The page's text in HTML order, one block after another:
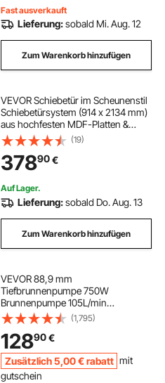
Fast ausverkauft
Lieferung:sobald Mi. Aug. 12
Zum Warenkorb hinzufügen
VEVOR Schiebetür im Scheunenstil
Schiebetürsystem (914 x 2134 mm)
aus hochfesten MDF-Platten &
Milchglas, Scheunentor mit
Hardware-Kit & wasserfester PVC-
Oberfläche & H-Rahmen für
Badezimmer
(19)
37890€
Auf Lager.
Lieferung:sobald Do. Aug. 13
Zum Warenkorb hinzufügen
VEVOR 88,9 mm
Tiefbrunnenpumpe 750W
Brunnenpumpe 105L/min
Tauchpumpe max. Förderhöhe 62m
Rohrpumpe 230V 50Hz
Sandpumpe IP68 Wasserpumpe mit
20m Kabel Pumpe Ideal zur
Bewässerung oder Wasser-
Versorgung
(1,795)
12890€
Zusätzlich5,00 €rabatt mit
gutschein